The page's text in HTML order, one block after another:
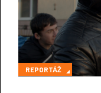
REPORTÁŽ